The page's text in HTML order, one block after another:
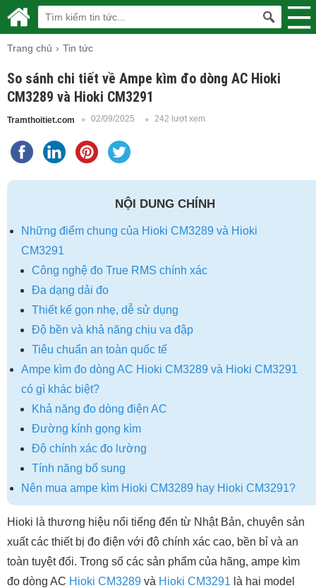
Trang chủ Tin tức
So sánh chi tiết về Ampe kìm đo dòng AC Hioki
CM3289 và Hioki CM3291
Tramthoitiet.com 02/09/2025 242 lượt xem
NỘI DUNG CHÍNH
Những điểm chung của Hioki CM3289 và Hioki
CM3291
Công nghệ đo True RMS chính xác
Đa dạng dải đo
Thiết kế gọn nhẹ, dễ sử dụng
Độ bền và khả năng chịu va đập
Tiêu chuẩn an toàn quốc tế
Ampe kìm đo dòng AC Hioki CM3289 và Hioki CM3291
có gì khác biệt?
Khả năng đo dòng điện AC
Đường kính gọng kìm
Độ chính xác đo lường
Tính năng bổ sung
Nên mua ampe kìm Hioki CM3289 hay Hioki CM3291?
Hioki là thương hiệu nổi tiếng đến từ Nhật Bản, chuyên sản
xuất các thiết bị đo điện với độ chính xác cao, bền bỉ và an
toàn tuyệt đối. Trong số các sản phẩm của hãng, ampe kìm
đo dòng AC Hioki CM3289 và Hioki CM3291 là hai model